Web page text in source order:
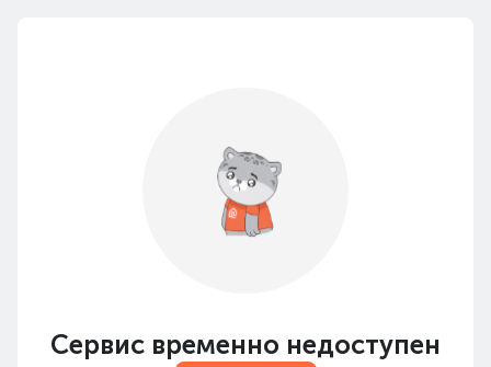
Сервис временно недоступен